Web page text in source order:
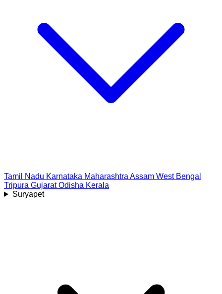
Tamil Nadu Karnataka Maharashtra Assam West Bengal
Tripura Gujarat Odisha Kerala
Suryapet